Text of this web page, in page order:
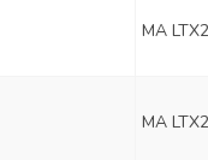
MA
MA